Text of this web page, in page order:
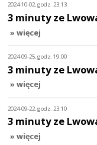
2024-10-02, godz. 23:13
3 minuty ze
» więcej
2024-09-25, godz. 19:00
3 minuty ze
» więcej
2024-09-22, godz. 23:10
3 minuty ze
» więcej